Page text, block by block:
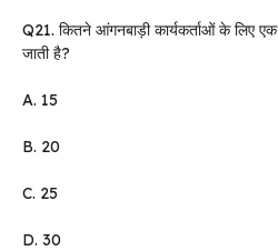
Q21. कितने आंगनबाड़ी कार्यकर्ताओं के लिए एक
जाती है?
A. 15
B. 20
C. 25
D. 30